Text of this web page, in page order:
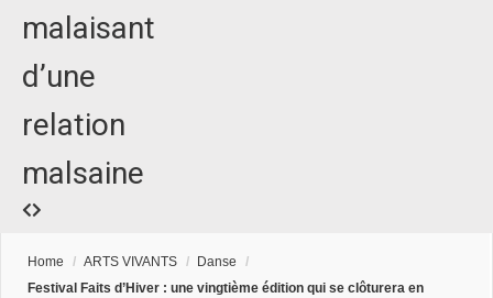
malaisant
d’une
relation
malsaine
Home / ARTS VIVANTS / Danse
/
Festival Faits d’Hiver : une vingtième édition qui se clôturera en